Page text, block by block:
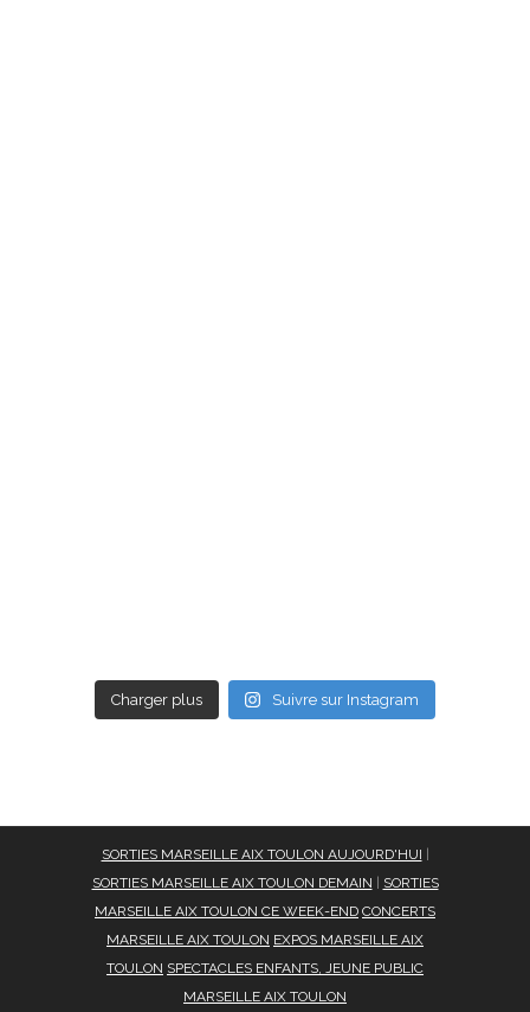
Charger plus Suivre sur Instagram
SORTIES MARSEILLE AIX TOULON AUJOURD'HUI
SORTIES MARSEILLE AIX TOULON DEMAIN
SORTIES
MARSEILLE AIX TOULON CE WEEK-END CONCERTS
MARSEILLE AIX TOULON EXPOS MARSEILLE AIX
TOULON SPECTACLES ENFANTS, JEUNE PUBLIC
MARSEILLE AIX TOULON